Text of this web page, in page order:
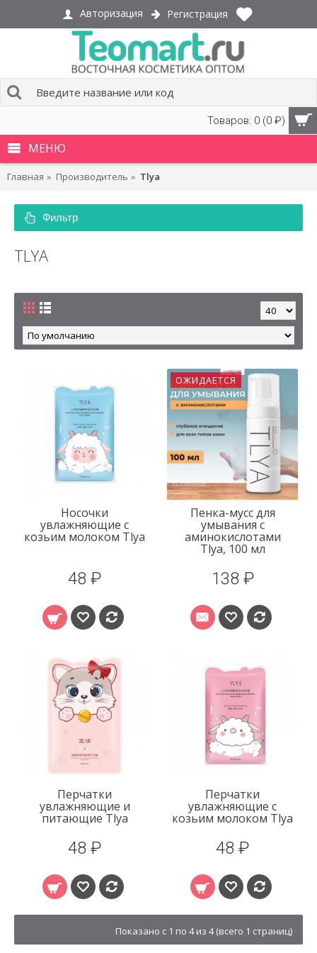
Авторизация Регистрация
Товаров: 0 (0 ₽)
МЕНЮ
Главная Производитель Tlya
Фильтр
TLYA
Носочки
увлажняющие с
козьим молоком Tlya
48 ₽
ОЖИДАЕТСЯ
Пенка-мусс для
умывания с
аминокислотами
Tlya, 100 мл
138 ₽
Перчатки
увлажняющие и
питающие Tlya
48 ₽
Перчатки
увлажняющие с
козьим молоком Tlya
48 ₽
Показано с 1 по 4 из 4 (всего 1 страниц)